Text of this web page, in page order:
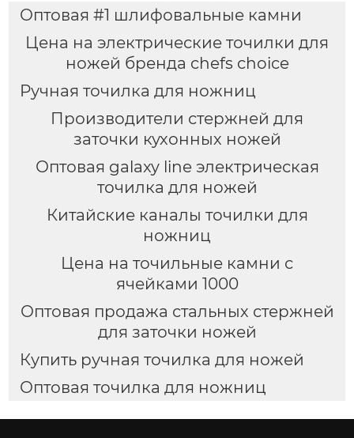
Оптовая #1 шлифовальные камни
Цена на электрические точилки для
ножей бренда chefs choice
Ручная точилка для ножниц
Производители стержней для
заточки кухонных ножей
Оптовая galaxy line электрическая
точилка для ножей
Китайские каналы точилки для
ножниц
Цена на точильные камни с
ячейками 1000
Оптовая продажа стальных стержней
для заточки ножей
Купить ручная точилка для ножей
Оптовая точилка для ножниц